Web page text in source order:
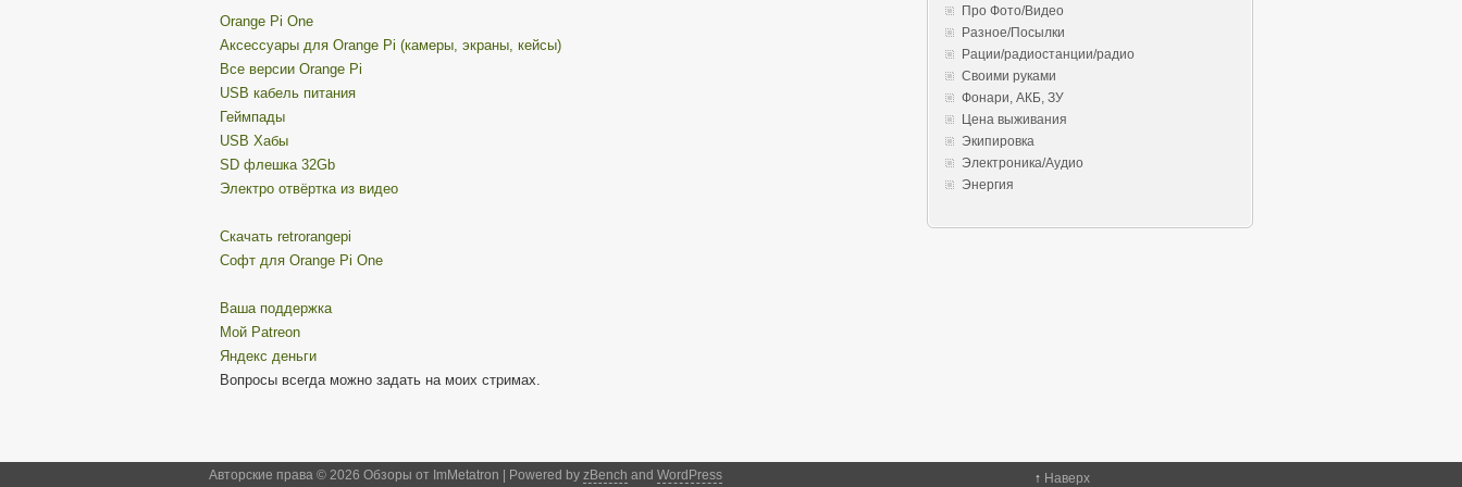
Orange Pi One
Аксессуары для Orange Pi (камеры, экраны, кейсы)
Все версии Orange Pi
USB кабель питания
Геймпады
USB Хабы
SD флешка 32Gb
Электро отвёртка из видео
Скачать retrorangepi
Софт для Orange Pi One
Ваша поддержка
Мой Patreon
Яндекс деньги
Вопросы всегда можно задать на моих стримах.
Про Фото/Видео
Разное/Посылки
Рации/радиостанции/радио
Своими руками
Фонари, АКБ, ЗУ
Цена выживания
Экипировка
Электроника/Аудио
Энергия
Авторские права © 2026 Обзоры от ImMetatron | Powered by zBench and WordPress ↑ Наверх